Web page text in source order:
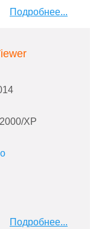
Подробнее...
XP
Подробнее...